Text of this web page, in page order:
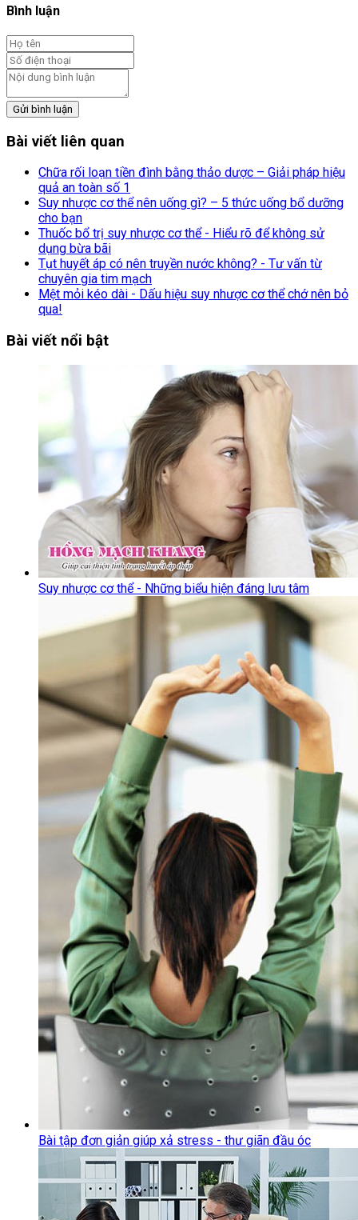
Bình luận
Gửi bình luận
Bài viết liên quan
Chữa rối loạn tiền đình bằng thảo dược – Giải pháp hiệu
quả an toàn số 1
Suy nhược cơ thể nên uống gì? – 5 thức uống bổ dưỡng
cho bạn
Thuốc bổ trị suy nhược cơ thể - Hiểu rõ để không sử
dụng bừa bãi
Tụt huyết áp có nên truyền nước không? - Tư vấn từ
chuyên gia tim mạch
Mệt mỏi kéo dài - Dấu hiệu suy nhược cơ thể chớ nên bỏ
qua!
Bài viết nổi bật
Suy nhược cơ thể - Những biểu hiện đáng lưu tâm
Bài tập đơn giản giúp xả stress - thư giãn đầu óc